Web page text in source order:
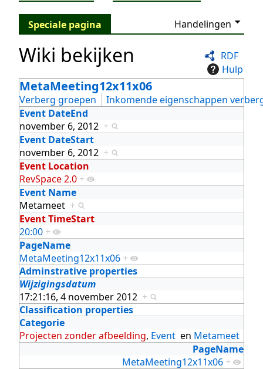
Speciale pagina Handelingen
RDF
Hulp
Wiki bekijken
MetaMeeting12x11x06
Verberg groepen
Inkomende eigenschappen
Event DateEnd
november 6, 2012 +
Event DateStart
november 6, 2012 +
Event Location
RevSpace 2.0 +
Event Name
Metameet +
Event TimeStart
20:00 +
PageName
MetaMeeting12x11x06 +
Adminstrative properties
Wijzigingsdatum
17:21:16, 4 november 2012 +
Classification properties
Categorie
Projecten zonder afbeelding, Event en Metameet
PageName
MetaMeeting12x11x06 +